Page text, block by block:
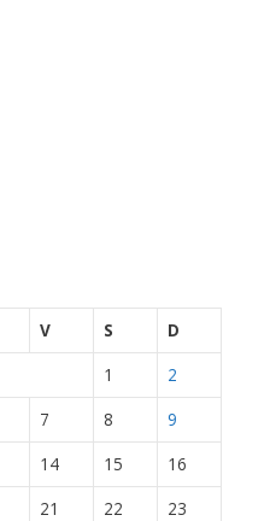
V S
D
1
2
7 8
9
14 15
16
21 22
23